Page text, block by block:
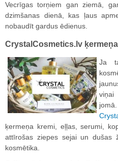
Vecrīgas torņiem gan ziemā,
dzimšanas dienā, kas ļaus
nobaudīt gardus ēdienus.
CrystalCosmetics.lv
Ja
ķermeņa kremi, eļļas, serumi,
attīrošas ziepes sejai un dušas
kosmētika.